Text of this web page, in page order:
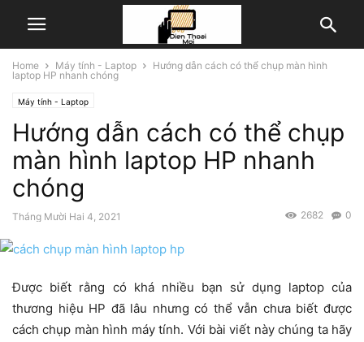
Home Máy tính - Laptop
Hướng dẫn cách có thể chụp màn hình
laptop HP nhanh chóng
Máy tính - Laptop
Hướng dẫn cách có thể chụp
màn hình laptop HP nhanh
chóng
Tháng Mười Hai 4, 2021 0
2682
Được biết rằng có khá nhiều bạn sử dụng laptop của
thương hiệu HP đã lâu nhưng có thể vẫn chưa biết được
cách chụp màn hình máy tính. Với bài viết này chúng ta hãy